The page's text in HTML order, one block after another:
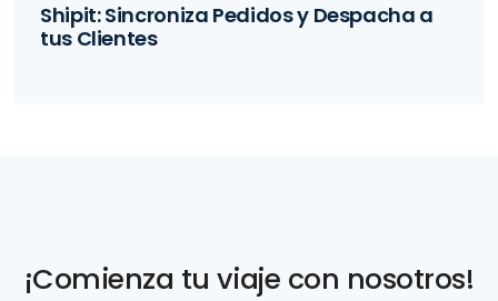
Shipit: Sincroniza Pedidos y Despacha a
tus Clientes
¡Comienza tu viaje con nosotros!